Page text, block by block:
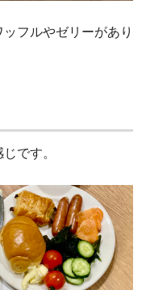
フルやゼリーがあり
です。